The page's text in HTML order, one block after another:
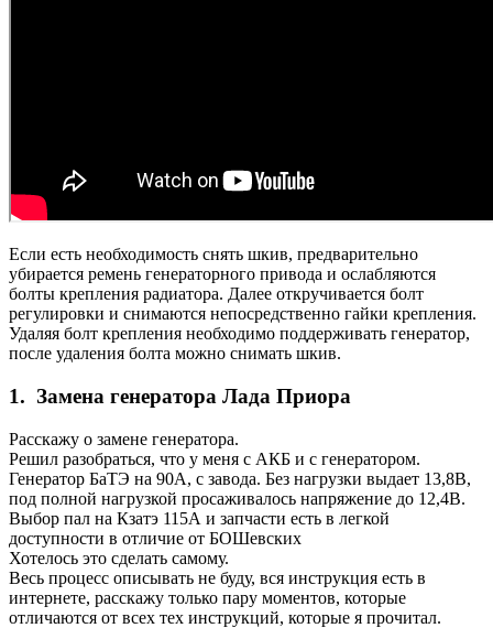
Если есть необходимость снять шкив, предварительно
убирается ремень генераторного привода и ослабляются
болты крепления радиатора. Далее откручивается болт
регулировки и снимаются непосредственно гайки крепления.
Удаляя болт крепления необходимо поддерживать генератор,
после удаления болта можно снимать шкив.
1. Замена генератора Лада Приора
Расскажу о замене генератора.
Решил разобраться, что у меня с АКБ и с генератором.
Генератор БаТЭ на 90А, с завода. Без нагрузки выдает 13,8В,
под полной нагрузкой просаживалось напряжение до 12,4В.
Выбор пал на Кзатэ 115А и запчасти есть в легкой
доступности в отличие от БОШевских
Хотелось это сделать самому.
Весь процесс описывать не буду, вся инструкция есть в
интернете, расскажу только пару моментов, которые
отличаются от всех тех инструкций, которые я прочитал.